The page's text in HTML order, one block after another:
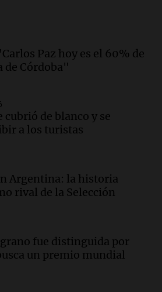
Paz hoy es el 60% de
de Córdoba"
cubrió de blanco y se
a los turistas
Argentina: la historia
rival de la Selección
fue distinguida por
un premio mundial